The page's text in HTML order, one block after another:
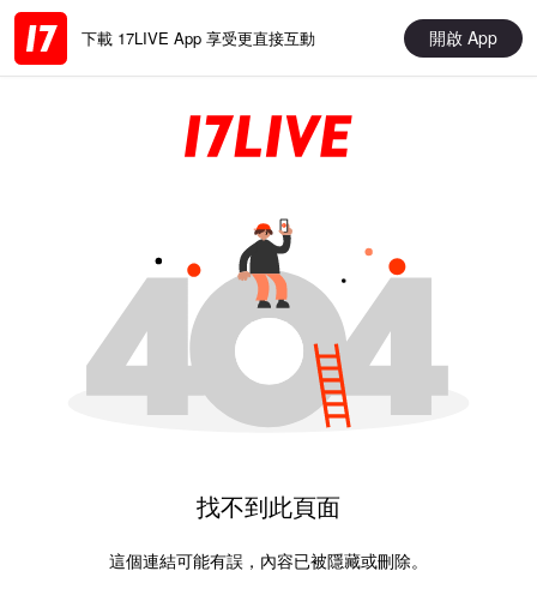
下載 17LIVE App 享受更直接互動 開啟 App
找不到此頁面
這個連結可能有誤，內容已被隱藏或刪除。